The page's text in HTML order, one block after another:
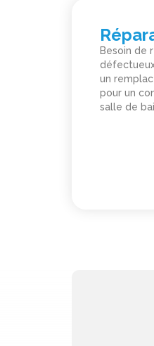
Besoin de
un
pour un
salle de